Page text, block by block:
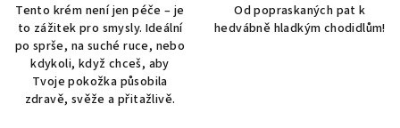
Tento krém není jen péče – je
to zážitek pro smysly. Ideální
po sprše, na suché ruce, nebo
kdykoli, když chceš, aby
Tvoje pokožka působila
zdravě, svěže a přitažlivě.
Od popraskaných pat k
hedvábně hladkým chodidlům!